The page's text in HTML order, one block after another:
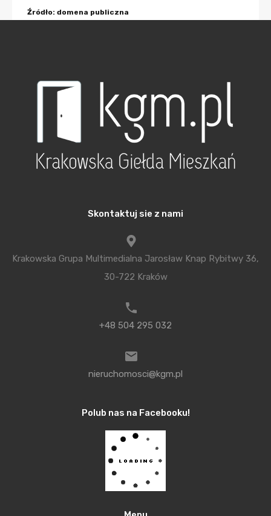
Źródło: domena publiczna
zbudowano Sea Towers o wysokości 141 metrów z
265 apartamentami na 38 piętrach. Ekskluzywne
apartamentowce rządzą się swoimi prawami.
concierge, siłownie, sklepy restauracje czy baseny.
Szacuje się, że najdroższe apartamenty mogą
kosztować od kilku nawet do kilkunastu milionów
dość tanio bo w Pradze ceny czasem przekraczają
10 tysięcy euro a w Berlinie zbliżają się do 20
nieruchomości zazwyczaj sprzedaje się w wersji
wykończonej „pod klucz”. Jak łatwo się domyśleć w
Europie jak dotąd najwyższym apartamentowcem
jest Shard London Bridge o wysokości 309,6 metra.
Apartamenty znajdują się tam na najwyższych
piętrach ( od 53 do 65 ). Na świecie najwyżej można
zamieszkać w Dubaju. Burdż Chalifa najwyższy
Skontaktuj sie z nami
Krakowska Grupa Multimedialna Jarosław Knap Rybitwy 36,
30-722 Kraków
+48 504 295 032
nieruchomosci@kgm.pl
Polub nas na Facebooku!